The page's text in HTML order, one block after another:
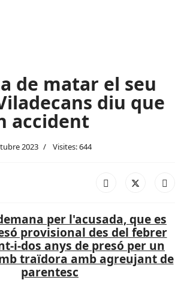
de matar el seu
diu que
accident
2023 Visites: 644
per l'acusada, que es
provisional des del febrer
i-dos anys de presó per un
traïdora amb agreujant de
parentesc